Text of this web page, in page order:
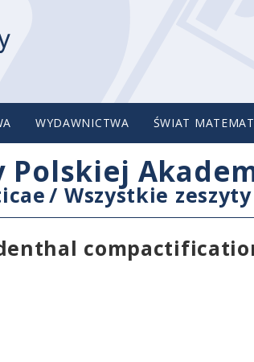
WYDAWNICTWA ŚWIAT
/ Wszystkie zeszyty